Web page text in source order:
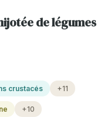
de légumes
crustacés +11
+10